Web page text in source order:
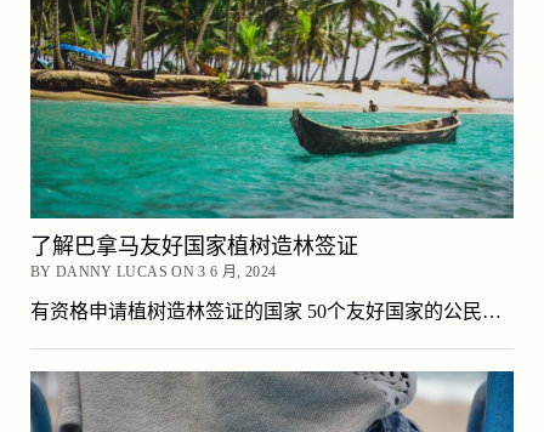
了解巴拿马友好国家植树造林签证
BY DANNY LUCAS ON 3 6 月, 2024
有资格申请植树造林签证的国家 50个友好国家的公民…